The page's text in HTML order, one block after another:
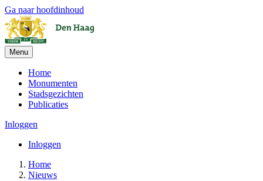
Ga naar hoofdinhoud
Menu
Home
Monumenten
Stadsgezichten
Publicaties
Inloggen
Inloggen
Home
Nieuws